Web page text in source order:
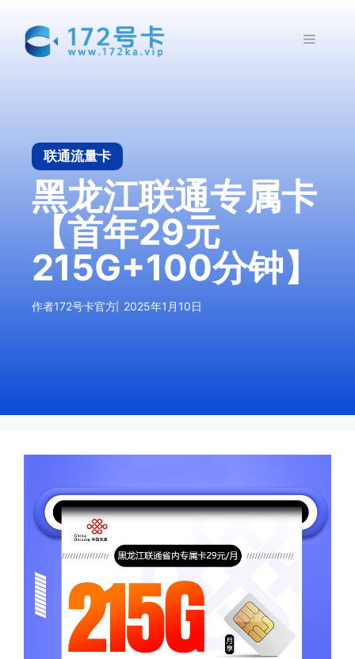
菜
联通流量卡
黑龙江联通专属卡
【首年29元
215G+100分钟】
作者172号卡官方 2025年1月10日